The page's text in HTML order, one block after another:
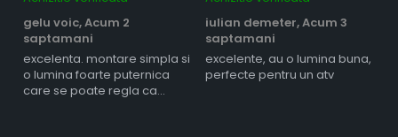
gelu voic,Acum 2
saptamani
excelenta. montare simpla si
o lumina foarte puternica
care se poate regla ca
iulian demeter,Acum 3
saptamani
excelente, au o lumina buna,
perfecte pentru un atv